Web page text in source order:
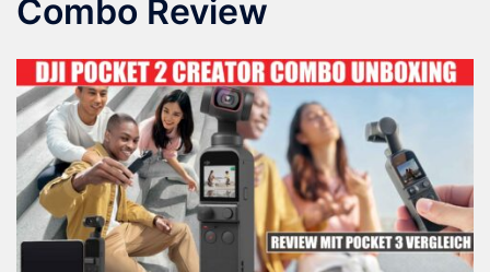
Combo Review